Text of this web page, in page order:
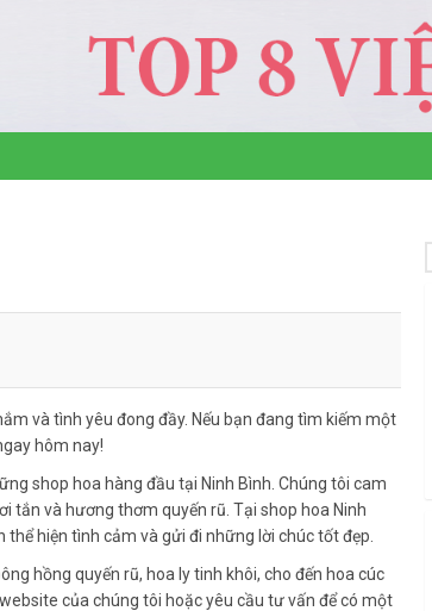
và tình yêu đong đầy. Nếu bạn đang tìm kiếm một
hôm nay!
shop hoa hàng đầu tại Ninh Bình. Chúng tôi cam
tắn và hương thơm quyến rũ. Tại shop hoa Ninh
hiện tình cảm và gửi đi những lời chúc tốt đẹp.
hồng quyến rũ, hoa ly tinh khôi, cho đến hoa cúc
của chúng tôi hoặc yêu cầu tư vấn để có một